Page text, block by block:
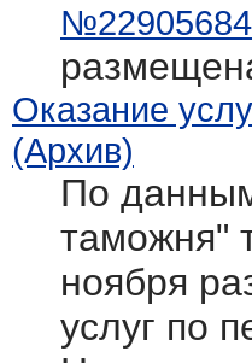
№22905684
Оказание
(Архив)
По
таможня"
ноября
услуг по